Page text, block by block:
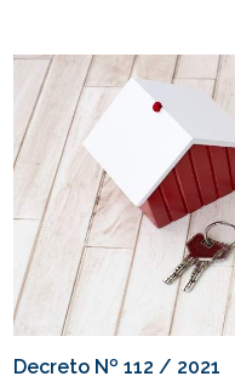
Decreto Nº 112 / 2021